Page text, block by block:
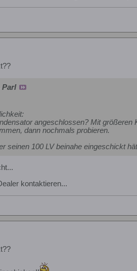
Parl
angeschlossen? Mit
dann nochmals probieren.
seinen 100 LV beinahe eingeschickt
kontaktieren...